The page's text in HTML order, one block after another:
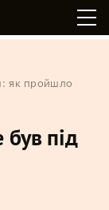
як пройшло
під